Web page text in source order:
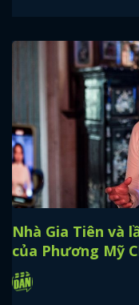
Nhà Gia Tiên và
của Phương Mỹ